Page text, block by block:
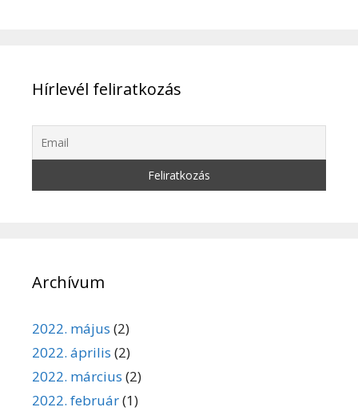
Hírlevél feliratkozás
Archívum
2022. május (2)
2022. április (2)
2022. március (2)
2022. február(1)